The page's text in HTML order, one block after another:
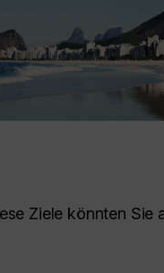
Ziele könnten Sie